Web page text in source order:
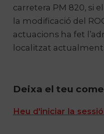
carretera PM 820, si
la modificació del
actuacions ha fet
localitzat actualment
Deixa el teu
Heu d'iniciar la